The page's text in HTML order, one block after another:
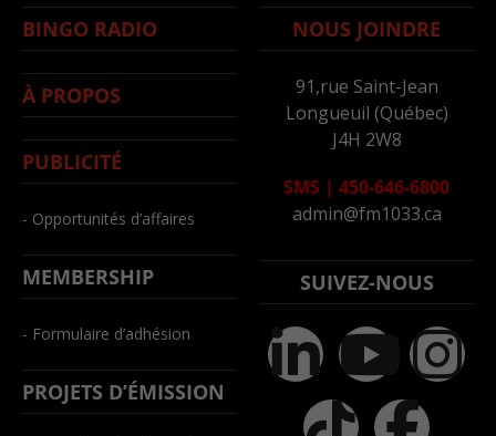
BINGO RADIO
À PROPOS
PUBLICITÉ
- Opportunités d’affaires
MEMBERSHIP
- Formulaire d’adhésion
PROJETS D’ÉMISSION
NOUS JOINDRE
91,rue Saint-Jean
Longueuil (Québec)
J4H 2W8
SMS | 450-646-6800
admin@fm1033.ca
SUIVEZ-NOUS